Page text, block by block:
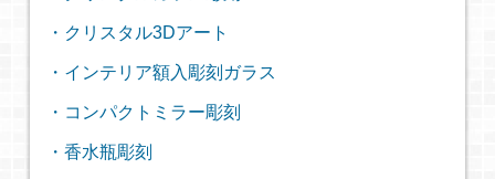
・クリスタル3Dアート
・インテリア額入彫刻ガラス
・コンパクトミラー彫刻
・香水瓶彫刻